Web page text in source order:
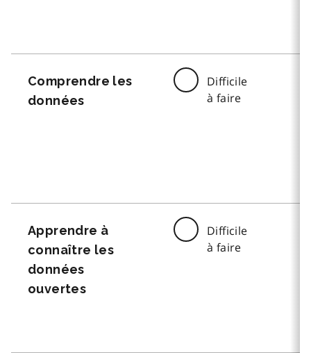
Comprendre les
données
Difficile
à faire
Apprendre à
connaître les
données
ouvertes
Difficile
à faire